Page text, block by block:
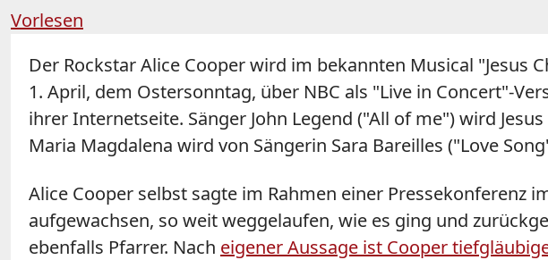
Vorlesen
Der Rockstar Alice Cooper wird im bekannten Musical "Jesus
1. April, dem Ostersonntag, über NBC als "Live in Concert"-
ihrer Internetseite. Sänger John Legend ("All of me") wird
Maria Magdalena wird von Sängerin Sara Bareilles ("Love
Alice Cooper selbst sagte im Rahmen einer Pressekonferenz
aufgewachsen, so weit weggelaufen, wie es ging und
ebenfalls Pfarrer. Nach eigener Aussage ist Cooper